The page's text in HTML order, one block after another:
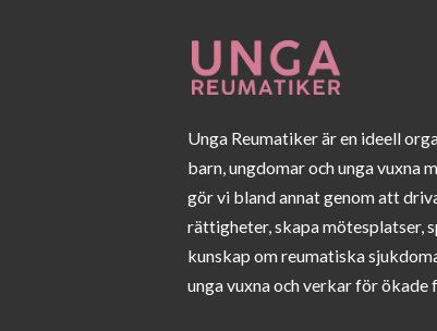
Unga Reumatiker är en ideell
barn, ungdomar och unga vuxna
gör vi bland annat genom att
rättigheter, skapa mötesplatser,
kunskap om reumatiska
unga vuxna och verkar för ökade